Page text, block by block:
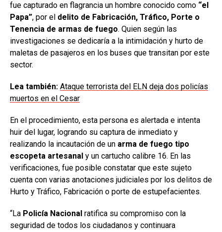
fue capturado en flagrancia un hombre conocido como “el
Papa”, por el delito de Fabricación, Tráfico, Porte o
Tenencia de armas de fuego. Quien según las
investigaciones se dedicaría a la intimidación y hurto de
maletas de pasajeros en los buses que transitan por este
sector.
Lea también: Ataque terrorista del ELN deja dos policías
muertos en el Cesar
En el procedimiento, esta persona es alertada e intenta
huir del lugar, logrando su captura de inmediato y
realizando la incautación de un arma de fuego tipo
escopeta artesanal y un cartucho calibre 16. En las
verificaciones, fue posible constatar que este sujeto
cuenta con varias anotaciones judiciales por los delitos de
Hurto y Tráfico, Fabricación o porte de estupefacientes.
“La Policía Nacional ratifica su compromiso con la
seguridad de todos los ciudadanos y continuara